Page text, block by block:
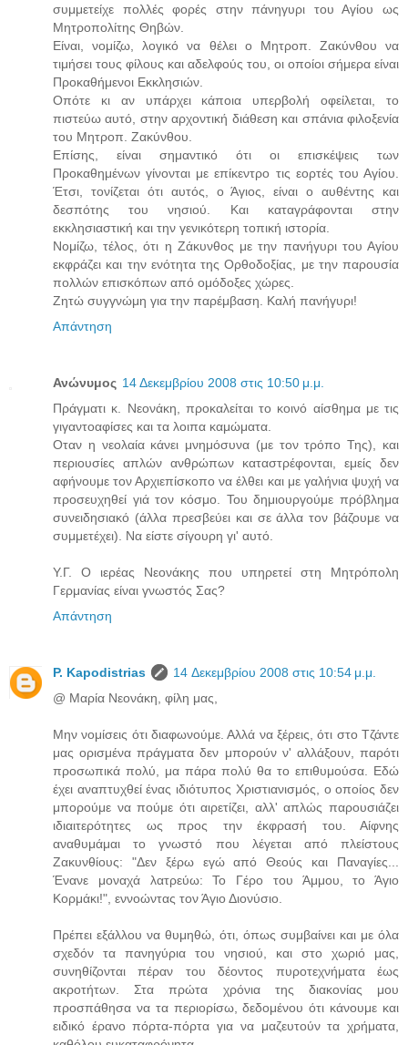
συμμετείχε πολλές φορές στην πάνηγυρι του Αγίου ως
Μητροπολίτης Θηβών.
Είναι, νομίζω, λογικό να θέλει ο Μητροπ. Ζακύνθου να
τιμήσει τους φίλους και αδελφούς του, οι οποίοι σήμερα είναι
Προκαθήμενοι Εκκλησιών.
Οπότε κι αν υπάρχει κάποια υπερβολή οφείλεται, το
πιστεύω αυτό, στην αρχοντική διάθεση και σπάνια φιλοξενία
του Μητροπ. Ζακύνθου.
Επίσης, είναι σημαντικό ότι οι επισκέψεις των
Προκαθημένων γίνονται με επίκεντρο τις εορτές του Αγίου.
Έτσι, τονίζεται ότι αυτός, ο Άγιος, είναι ο αυθέντης και
δεσπότης του νησιού. Και καταγράφονται στην
εκκλησιαστική και την γενικότερη τοπική ιστορία.
Νομίζω, τέλος, ότι η Ζάκυνθος με την πανήγυρι του Αγίου
εκφράζει και την ενότητα της Ορθοδοξίας, με την παρουσία
πολλών επισκόπων από ομόδοξες χώρες.
Ζητώ συγγνώμη για την παρέμβαση. Καλή πανήγυρι!
Απάντηση
Ανώνυμος 14 Δεκεμβρίου 2008 στις 10:50 μ.μ.
Πράγματι κ. Νεονάκη, προκαλείται το κοινό αίσθημα με τις
γιγαντοαφίσες και τα λοιπα καμώματα.
Οταν η νεολαία κάνει μνημόσυνα (με τον τρόπο Της), και
περιουσίες απλών ανθρώπων καταστρέφονται, εμείς δεν
αφήνουμε τον Αρχιεπίσκοπο να έλθει και με γαλήνια ψυχή να
προσευχηθεί γιά τον κόσμο. Του δημιουργούμε πρόβλημα
συνειδησιακό (άλλα πρεσβεύει και σε άλλα τον βάζουμε να
συμμετέχει). Να είστε σίγουρη γι' αυτό.
Υ.Γ. Ο ιερέας Νεονάκης που υπηρετεί στη Μητρόπολη
Γερμανίας είναι γνωστός Σας?
Απάντηση
P. Kapodistrias
14 Δεκεμβρίου 2008 στις 10:54 μ.μ.
@ Μαρία Νεονάκη, φίλη μας,
Μην νομίσεις ότι διαφωνούμε. Αλλά να ξέρεις, ότι στο Τζάντε
μας ορισμένα πράγματα δεν μπορούν ν' αλλάξουν, παρότι
προσωπικά πολύ, μα πάρα πολύ θα το επιθυμούσα. Εδώ
έχει αναπτυχθεί ένας ιδιότυπος Χριστιανισμός, ο οποίος δεν
μπορούμε να πούμε ότι αιρετίζει, αλλ' απλώς παρουσιάζει
ιδιαιτερότητες ως προς την έκφρασή του. Αίφνης
αναθυμάμαι το γνωστό που λέγεται από πλείστους
Ζακυνθίους: "Δεν ξέρω εγώ από Θεούς και Παναγίες...
Ένανε μοναχά λατρεύω: Το Γέρο του Άμμου, το Άγιο
Κορμάκι!", εννοώντας τον Άγιο Διονύσιο.
Πρέπει εξάλλου να θυμηθώ, ότι, όπως συμβαίνει και με όλα
σχεδόν τα πανηγύρια του νησιού, και στο χωριό μας,
συνηθίζονται πέραν του δέοντος πυροτεχνήματα έως
ακροτήτων. Στα πρώτα χρόνια της διακονίας μου
προσπάθησα να τα περιορίσω, δεδομένου ότι κάνουμε και
ειδικό έρανο πόρτα-πόρτα για να μαζευτούν τα χρήματα,